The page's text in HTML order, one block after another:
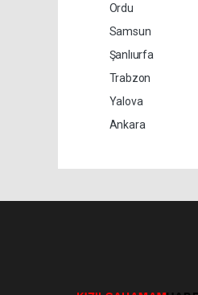
Ordu
Samsun
Şanlıurfa
Trabzon
Yalova
Ankara